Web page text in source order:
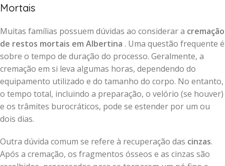
Mortais
Muitas famílias possuem dúvidas ao considerar a cremação
de restos mortais em Albertina . Uma questão frequente é
sobre o tempo de duração do processo. Geralmente, a
cremação em si leva algumas horas, dependendo do
equipamento utilizado e do tamanho do corpo. No entanto,
o tempo total, incluindo a preparação, o velório (se houver)
e os trâmites burocráticos, pode se estender por um ou
dois dias.
Outra dúvida comum se refere à recuperação das cinzas.
Após a cremação, os fragmentos ósseos e as cinzas são